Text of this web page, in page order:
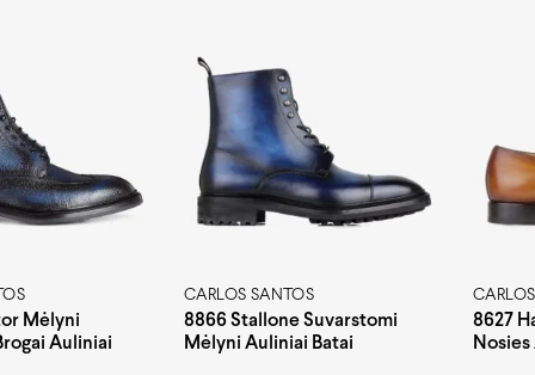
Mėlyni
Auliniai
CARLOS SANTOS
8866 Stallone Suvarstomi
Mėlyni Auliniai Batai
8627